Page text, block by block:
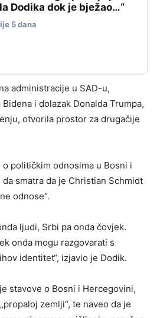
Dodika dok je bježao…“
5 dana
administracije u SAD-u,
i dolazak Donalda Trumpa,
otvorila prostor za drugačije
političkim odnosima u Bosni i
smatra da je Christian Schmidt
odnose“.
ljudi, Srbi pa onda čovjek.
onda mogu razgovarati s
identitet“, izjavio je Dodik.
stavove o Bosni i Hercegovini,
zemlji“, te naveo da je